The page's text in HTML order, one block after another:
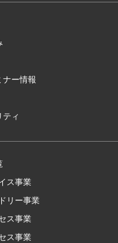
ナー情報
ィ
ス事業
リー事業
ス事業
ス事業